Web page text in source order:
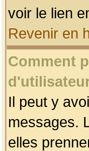
voir le lien
Revenir en
Comment
Il peut y
messages.
elles